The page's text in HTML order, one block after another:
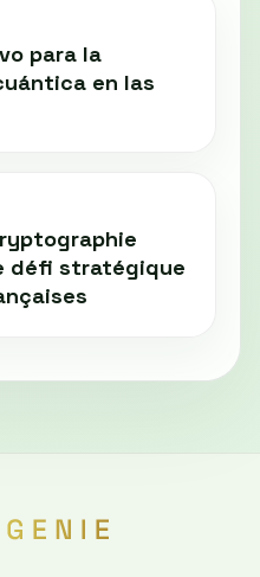
para la
en las
défi stratégique